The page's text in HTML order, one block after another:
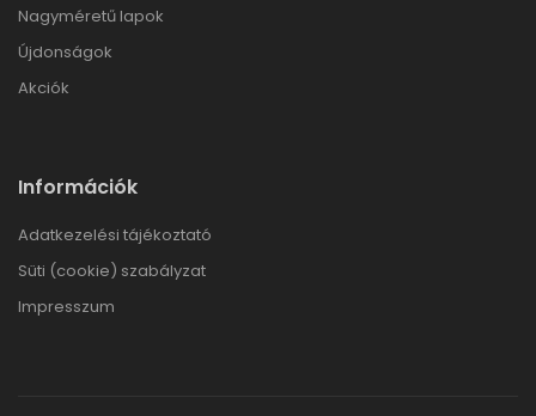
Nagyméretű lapok
Újdonságok
Akciók
Információk
Adatkezelési tájékoztató
Süti (cookie) szabályzat
Impresszum